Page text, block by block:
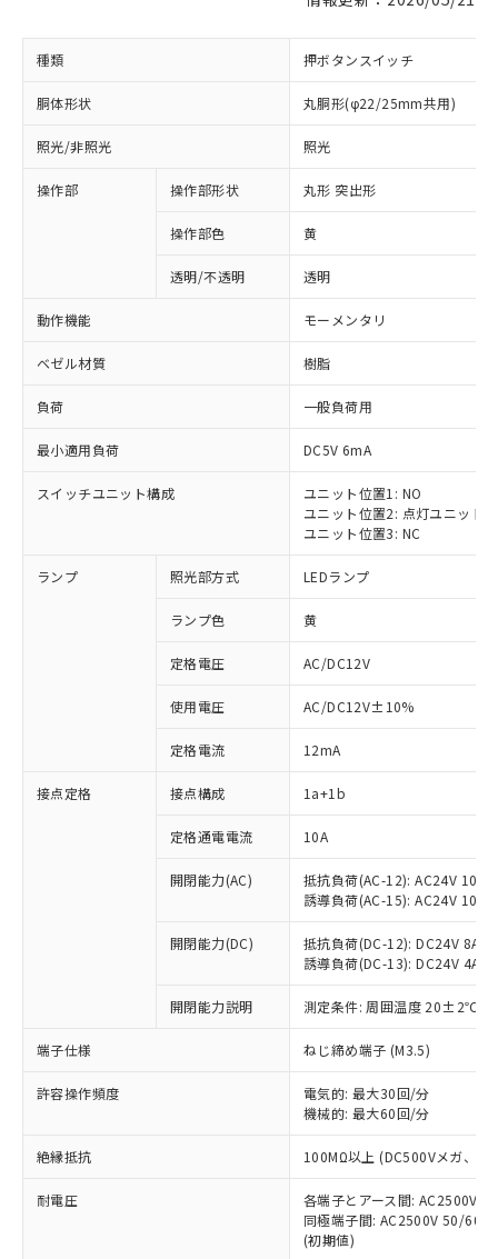
種類 押ボタンスイッチ
胴体形状 丸胴形(φ22/25mm共用)
照光/非照光 照光
操作部 操作部形状 丸形 突出形
操作部色 黄
透明/不透明 透明
動作機能 モーメンタリ
ベゼル材質 樹脂
負荷 一般負荷用
最小適用負荷 DC5V 6mA
スイッチユニット構成
ユニット位置1: NO
ユニット位置2: 点灯ユニット
ユニット位置3: NC
ランプ 照光部方式 LEDランプ
ランプ色 黄
定格電圧 AC/DC12V
使用電圧 AC/DC12V±10%
定格電流 12mA
接点定格 接点構成 1a+1b
定格通電電流 10A
開閉能力(AC)
抵抗負荷(AC-12): AC24V 10A/
誘導負荷(AC-15): AC24V
開閉能力(DC)
抵抗負荷(DC-12): DC24V 8A/
誘導負荷(DC-13): DC24V 4A/
開閉能力説明 測定条件: 周囲温度 20±2℃、
端子仕様 ねじ締め端子 (M3.5)
許容操作頻度
電気的: 最大30回/分
機械的: 最大60回/分
絶縁抵抗 100MΩ以上 (DC500Vメガ、点
耐電圧
各端子とアース間: AC2500V
同極端子間: AC2500V 50/
(初期値)
ご利用条件
ご利用ください。
本サービスは、当社制御機器事業取扱
商品の当社在庫状況および標準価格
(税抜)を提供させていただくもので
当社制御機器事業取扱商品の中には、
本サービスの対象外となる商品もある
ことをご了承ください。
在庫状況および標準価格照会結果は、
対応済み：EU RoHS指令（10物質）の
非含有に対応した製品が提供可能な商品で
対応予定：EU RoHS指令（10物質）の非含
有に対応した製品に切り替える予定のある
対応予定なし：EU RoHS指令（10物質）の
非含有に非対応の商品で、対応品を出す予
定はありません。
調査・確認中：EU RoHS指令（10物質）の
非含有の対応状況を調査中または確認中の
害物質有無と関係のない商品です。
仕入先様の事情により、非含有部品として
いたものが、含有品と判明した場合などや
むを得ず変更することがあります。
※1 中国RoHS○×表
「○」：最大均質材料含有率が中国RoHSの
基準値以下であることを示します。
「×」：最大均質材料含有率が中国RoHSの
基準値を超えていることを示します。
「－」：未確認です。当社販売部門へお問
当社は、これら貴社製品のうち、外国
為替および外国貿易法に定める商品